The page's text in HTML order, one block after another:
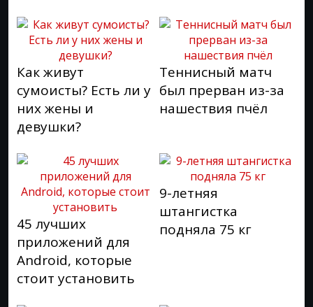
Как живут
сумоисты? Есть ли у
них жены и
девушки?
Теннисный матч
был прерван из-за
нашествия пчёл
45 лучших
приложений для
Android, которые
стоит установить
9-летняя
штангистка
подняла 75 кг